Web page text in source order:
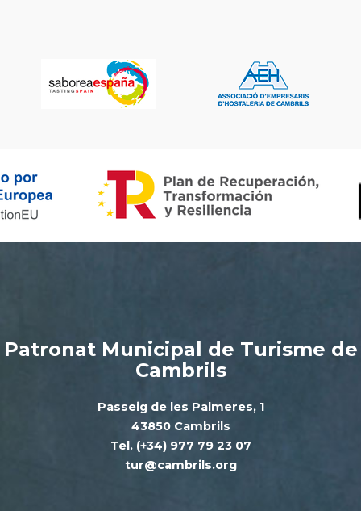
Patronat Municipal de Turisme de
Cambrils
Passeig de les Palmeres, 1
43850 Cambrils
Tel. (+34) 977 79 23 07
tur@cambrils.org